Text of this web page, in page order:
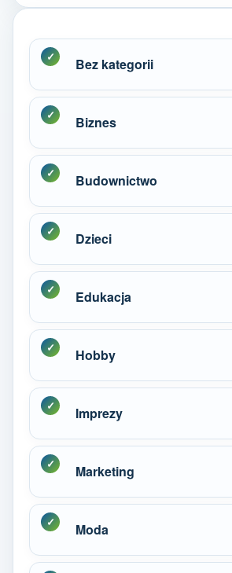
Bez kategorii
Biznes
Budownictwo
Dzieci
Edukacja
Hobby
Imprezy
Marketing
Moda